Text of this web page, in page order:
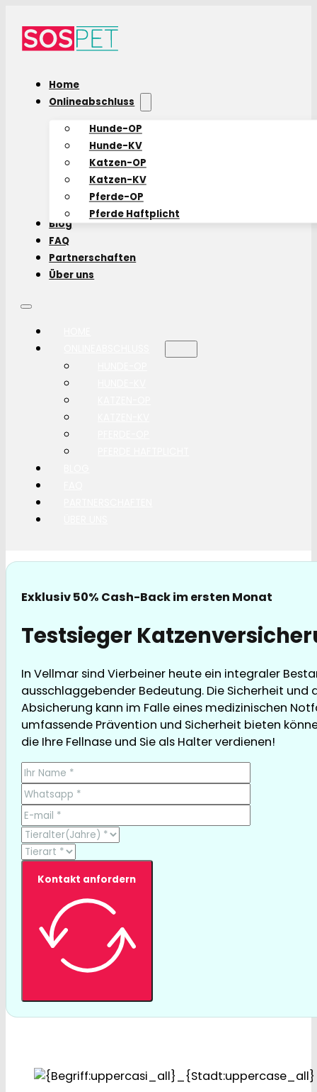
Home
Onlineabschluss
Hunde-OP
Hunde-KV
Katzen-OP
Katzen-KV
Pferde-OP
Pferde Haftplicht
Blog
FAQ
Partnerschaften
Über uns
Exklusiv 50% Cash-Back im ersten Monat
Testsieger
In Vellmar sind Vierbeiner heute ein integraler
ausschlaggebender Bedeutung. Die Sicherheit und
Absicherung kann im Falle eines medizinischen
umfassende Prävention und Sicherheit bieten
die Ihre Fellnase und Sie als Halter verdienen!
Kontakt anfordern